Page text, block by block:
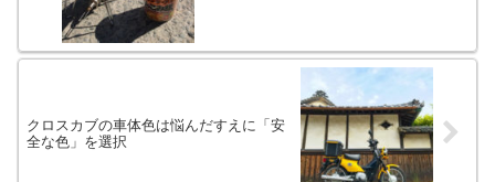
クロスカブの車体色は悩んだすえに「安
全な色」を選択